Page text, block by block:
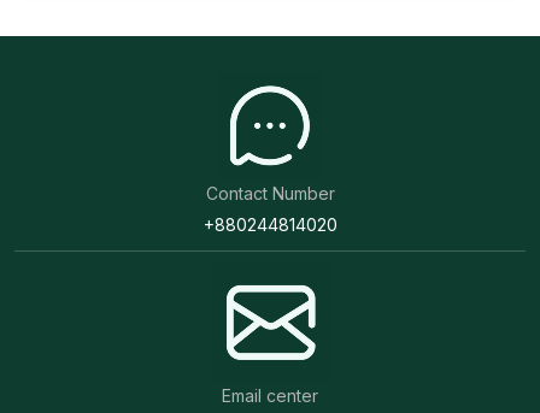
Contact Number
+880244814020
Email center